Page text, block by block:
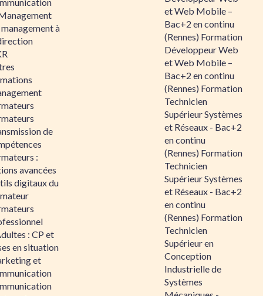
à
de
:
avancées
digitaux du
: CP et
en situation
et
et Web Mobile –
Bac+2 en continu
(Rennes) Formation
Développeur Web
et Web Mobile –
Bac+2 en continu
(Rennes) Formation
Technicien
Supérieur Systèmes
et Réseaux - Bac+2
en continu
(Rennes) Formation
Technicien
Supérieur Systèmes
et Réseaux - Bac+2
en continu
(Rennes) Formation
Technicien
Supérieur en
Conception
Industrielle de
Systèmes